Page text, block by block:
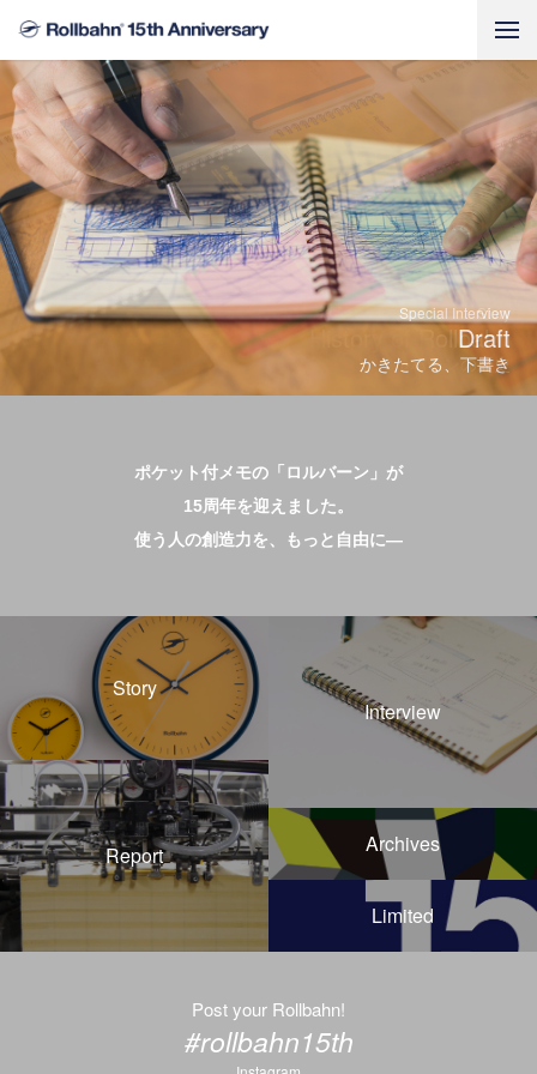
Rollbahn 15th Anniversary
Special Interview
Draft
かきたてる、下書き
Story
History of Rollbahn
ロルバーンの歴史
ポケット付メモの「ロルバーン」が
15周年を迎えました。
使う人の創造力を、もっと自由に—
Story
Report
Interview
Archives
Limited
Post your Rollbahn!
#rollbahn15th